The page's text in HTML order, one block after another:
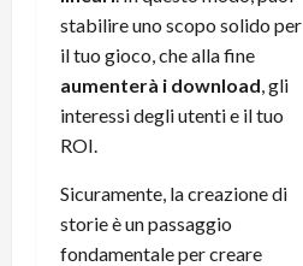
stabilire uno scopo solido per
il tuo gioco, che alla fine
aumenterà i download , gli
interessi degli utenti e il tuo
ROI.
Sicuramente, la creazione di
storie è un passaggio
fondamentale per creare